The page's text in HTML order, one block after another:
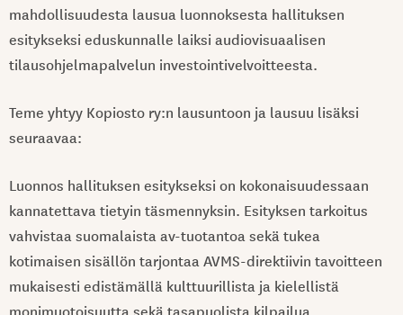
mahdollisuudesta lausua luonnoksesta hallituksen
esitykseksi eduskunnalle laiksi audiovisuaalisen
tilausohjelmapalvelun investointivelvoitteesta.
Teme yhtyy Kopiosto ry:n lausuntoon ja lausuu lisäksi
seuraavaa:
Luonnos hallituksen esitykseksi on kokonaisuudessaan
kannatettava tietyin täsmennyksin. Esityksen tarkoitus
vahvistaa suomalaista av-tuotantoa sekä tukea
kotimaisen sisällön tarjontaa AVMS-direktiivin tavoitteen
mukaisesti edistämällä kulttuurillista ja kielellistä
monimuotoisuutta sekä tasapuolista kilpailua